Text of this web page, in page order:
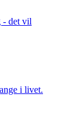
- det vil
i livet.